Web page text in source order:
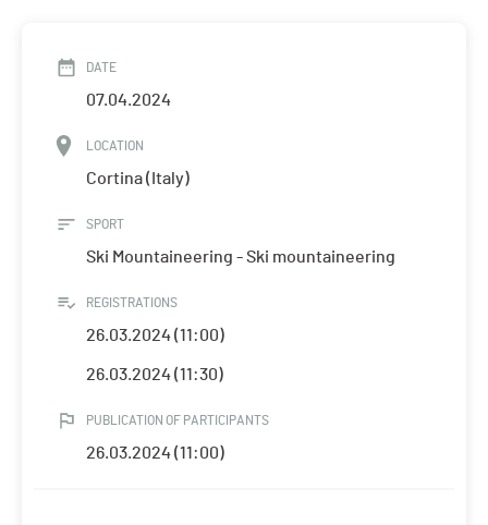
DATE
07.04.2024
LOCATION
Cortina (Italy)
SPORT
Ski Mountaineering - Ski mountaineering
REGISTRATIONS
26.03.2024 (11:00)
26.03.2024 (11:30)
PUBLICATION OF PARTICIPANTS
26.03.2024 (11:00)